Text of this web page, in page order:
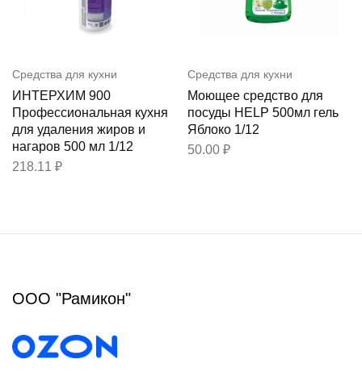
Средства для кухни
ИНТЕРХИМ 900
Профессиональная кухня
для удаления жиров и
нагаров 500 мл 1/12
218.11 ₽
Средства для кухни
Моющее средство для
посуды HELP 500мл гель
Яблоко 1/12
50.00 ₽
ООО "Рамикон"